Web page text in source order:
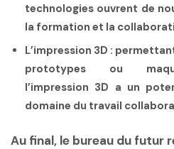
technologies ouvrent de
la formation et la
L’impression 3D :
prototypes ou
l’impression 3D a un
domaine du travail
Au final, le bureau du futur